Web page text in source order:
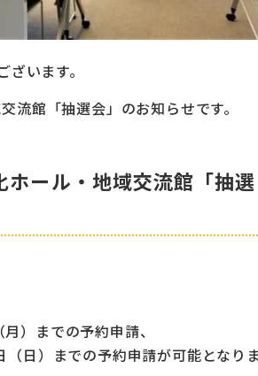
います。
流館「抽選会」のお知らせです。
ホール・地域交流館「抽選
）までの予約申請、
日）までの予約申請が可能となりま